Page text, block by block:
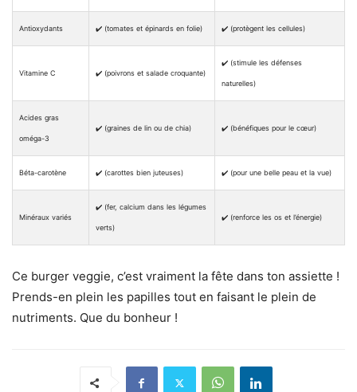
Antioxydants ✔️ (tomates et épinards en folie) ✔️ (protègent les cellules)
Vitamine C ✔️ (poivrons et salade croquante)
✔️ (stimule les défenses
naturelles)
Acides gras
oméga-3
✔️ (graines de lin ou de chia) ✔️ (bénéfiques pour le cœur)
Béta-carotène ✔️ (carottes bien juteuses) ✔️ (pour une belle peau et la vue)
Minéraux variés
✔️ (fer, calcium dans les légumes
verts)
✔️ (renforce les os et l’énergie)
Ce burger veggie, c’est vraiment la fête dans ton assiette !
Prends-en plein les papilles tout en faisant le plein de
nutriments. Que du bonheur !